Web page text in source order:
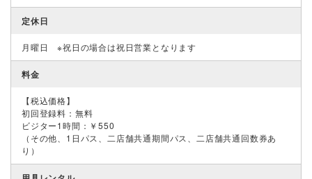
定休日
月曜日 ※祝日の場合は祝日営業となります
料金
【税込価格】
初回登録料：無料
ビジター1時間：￥550
（その他、1日パス、二店舗共通期間パス、二店舗共通回数券あ
り）